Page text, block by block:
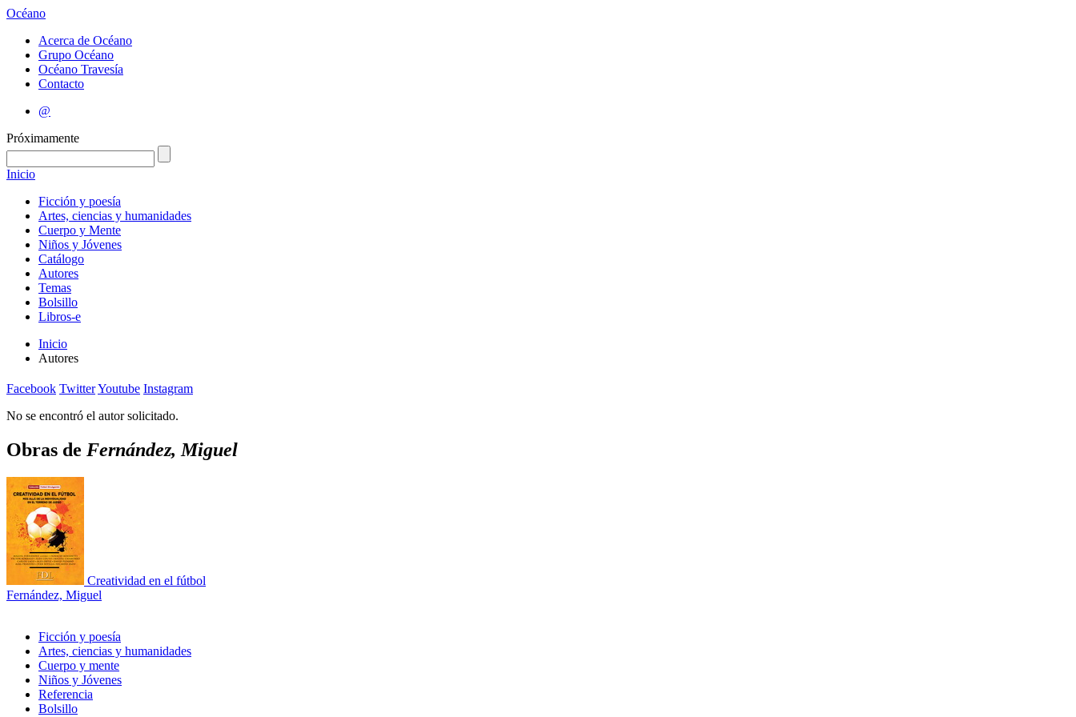
Océano
Acerca de Océano
Grupo Océano
Océano Travesía
Contacto
@
Próximamente
Inicio
Ficción y poesía
Artes, ciencias y humanidades
Cuerpo y Mente
Niños y Jóvenes
Catálogo
Autores
Temas
Bolsillo
Libros-e
Inicio
Autores
Facebook TwitterYoutube Instagram
No se encontró el autor solicitado.
Obras de Fernández, Miguel
Creatividad en el fútbol
Fernández, Miguel
Ficción y poesía
Artes, ciencias y humanidades
Cuerpo y mente
Niños y Jóvenes
Referencia
Bolsillo